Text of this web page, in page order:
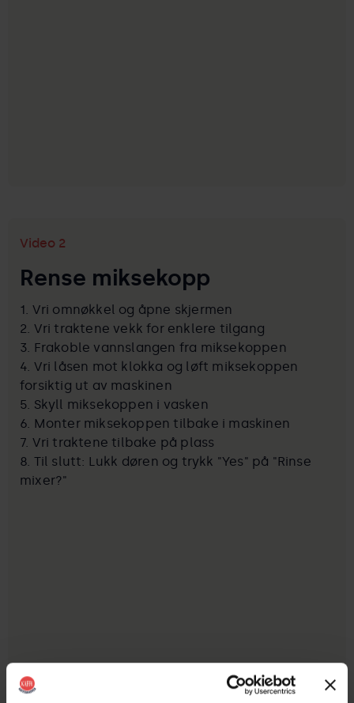
Video 2
Rense miksekopp
1. Vri omnøkkel og åpne skjermen
2. Vri traktene vekk for enklere tilgang
3. Frakoble vannslangen fra miksekoppen
4. Vri låsen mot klokka og løft miksekoppen
forsiktig ut av maskinen
5. Skyll miksekoppen i vasken
6. Monter miksekoppen tilbake i maskinen
7. Vri traktene tilbake på plass
8. Til slutt: Lukk døren og trykk "Yes" på "Rinse
mixer?"
Godta informasjonskapsler for å se videoen.